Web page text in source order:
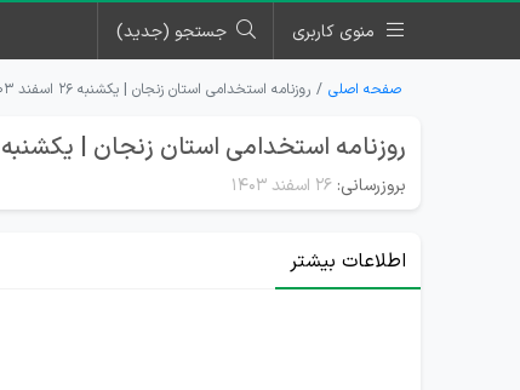
منوی کاربری جستجو (جدید)
صفحه اصلی روزنامه استخدامی استان زنجان | یکشنبه ۲۶ اسفند ۱۴۰۳
روزنامه استخدامی استان زنجان | یکشنبه 26 اسفند 1403
بروزرسانی: ۲۶ اسفند ۱۴۰۳
اطلاعات بیشتر